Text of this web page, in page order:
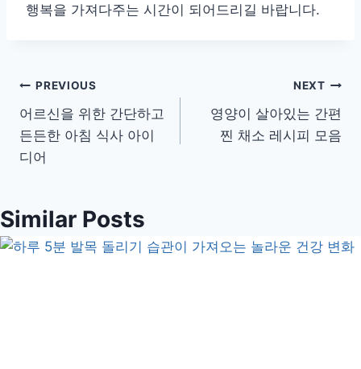
행복을 가져다주는 시간이 되어드리길 바랍니다.
글
탐
색
PREVIOUS
어르신을 위한 간단하고
든든한 아침 식사 아이
디어
NEXT
영양이 살아있는 간편
찐 채소 레시피 모음
Similar Posts